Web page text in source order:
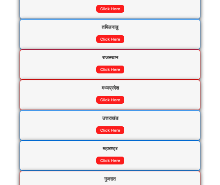
Click Here
तमिलनाडु
Click Here
राजस्थान
Click Here
मध्यप्रदेश
Click Here
उत्तराखंड
Click Here
महाराष्ट्र
Click Here
गुजरात